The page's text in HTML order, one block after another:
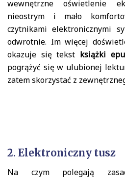
wewnętrzne oświetlenie
nieostrym i mało
czytnikami elektronicznymi
odwrotnie. Im więcej
okazuje się tekst książki
pogrążyć się w ulubionej
zatem skorzystać z
2. Elektroniczny tusz
Na czym polegają